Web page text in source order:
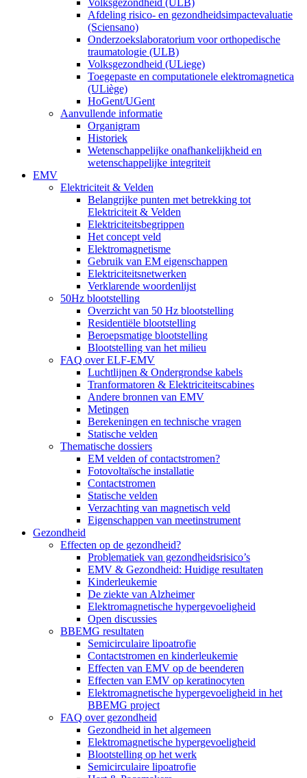
Afdeling risico- en gezondheidsimpactevaluatie
(Sciensano)
Onderzoekslaboratorium voor orthopedische
traumatologie (ULB)
Volksgezondheid (ULiege)
Toegepaste en computationele elektromagnetica
(ULiège)
HoGent/UGent
Aanvullende informatie
Organigram
Historiek
Wetenschappelijke onafhankelijkheid en
wetenschappelijke integriteit
EMV
Elektriciteit & Velden
Belangrijke punten met betrekking tot
Elektriciteit & Velden
Elektriciteitsbegrippen
Het concept veld
Elektromagnetisme
Gebruik van EM eigenschappen
Elektriciteitsnetwerken
Verklarende woordenlijst
50Hz blootstelling
Overzicht van 50 Hz blootstelling
Residentiële blootstelling
Beroepsmatige blootstelling
Blootstelling van het milieu
FAQ over ELF-EMV
Luchtlijnen & Ondergrondse kabels
Tranformatoren & Elektriciteitscabines
Andere bronnen van EMV
Metingen
Berekeningen en technische vragen
Statische velden
Thematische dossiers
EM velden of contactstromen?
Fotovoltaïsche installatie
Contactstromen
Statische velden
Verzachting van magnetisch veld
Eigenschappen van meetinstrument
Gezondheid
Effecten op de gezondheid?
Problematiek van gezondheidsrisico’s
EMV & Gezondheid: Huidige resultaten
Kinderleukemie
De ziekte van Alzheimer
Elektromagnetische hypergevoeligheid
Open discussies
BBEMG resultaten
Semicirculaire lipoatrofie
Contactstromen en kinderleukemie
Effecten van EMV op de beenderen
Effecten van EMV op keratinocyten
Elektromagnetische hypergevoeligheid in het
BBEMG project
FAQ over gezondheid
Gezondheid in het algemeen
Elektromagnetische hypergevoeligheid
Blootstelling op het werk
Semicirculaire lipoatrofie